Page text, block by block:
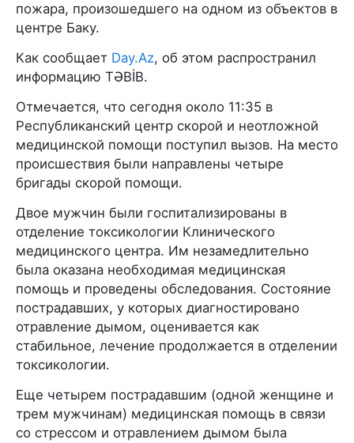
пожара, произошедшего на одном из объектов в
центре Баку.
Как сообщает Day.Az, об этом распространил
информацию TƏBİB.
Отмечается, что сегодня около 11:35 в
Республиканский центр скорой и неотложной
медицинской помощи поступил вызов. На место
происшествия были направлены четыре
бригады скорой помощи.
Двое мужчин были госпитализированы в
отделение токсикологии Клинического
медицинского центра. Им незамедлительно
была оказана необходимая медицинская
помощь и проведены обследования. Состояние
пострадавших, у которых диагностировано
отравление дымом, оценивается как
стабильное, лечение продолжается в отделении
токсикологии.
Еще четырем пострадавшим (одной женщине и
трем мужчинам) медицинская помощь в связи
со стрессом и отравлением дымом была